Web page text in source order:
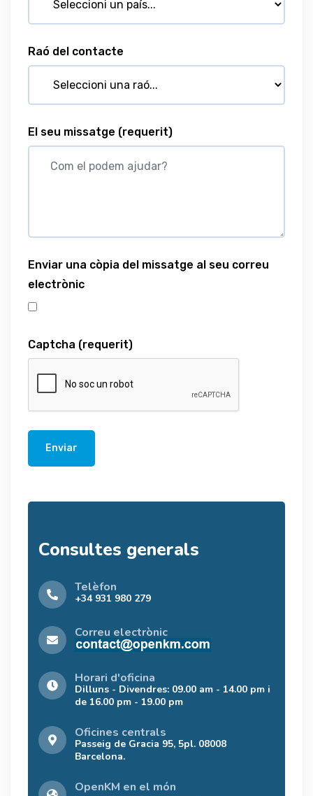
Raó del contacte
El seu missatge (requerit)
Enviar una còpia del missatge al seu correu
electrònic
Captcha (requerit)
Enviar
Consultes generals
Telèfon
+34 931 980 279
Correu electrònic
Horari d'oficina
Dilluns - Divendres: 09.00 am - 14.00 pm i
de 16.00 pm - 19.00 pm
Oficines centrals
Passeig de Gracia 95, 5pl. 08008
Barcelona.
OpenKM en el món